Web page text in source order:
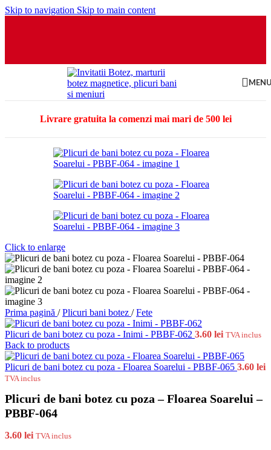
Skip to navigation Skip to main content
Livrare gratuita la comenzi mai mari de 500 lei
Click to enlarge
Prima pagină / Plicuri bani botez / Fete
Plicuri de bani botez cu poza - Inimi - PBBF-062 3.60 lei TVA inclus
Back to products
Plicuri de bani botez cu poza - Floarea Soarelui - PBBF-065 3.60 lei
TVA inclus
Plicuri de bani botez cu poza – Floarea Soarelui –
PBBF-064
3.60 lei TVA inclus